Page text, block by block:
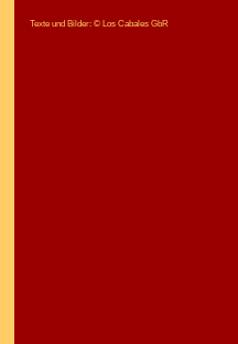
Texte und Bilder: © Los Cabales GbR